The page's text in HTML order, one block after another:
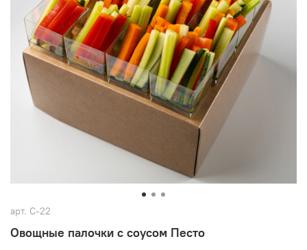
арт. С-22
Овощные палочки с соусом Песто